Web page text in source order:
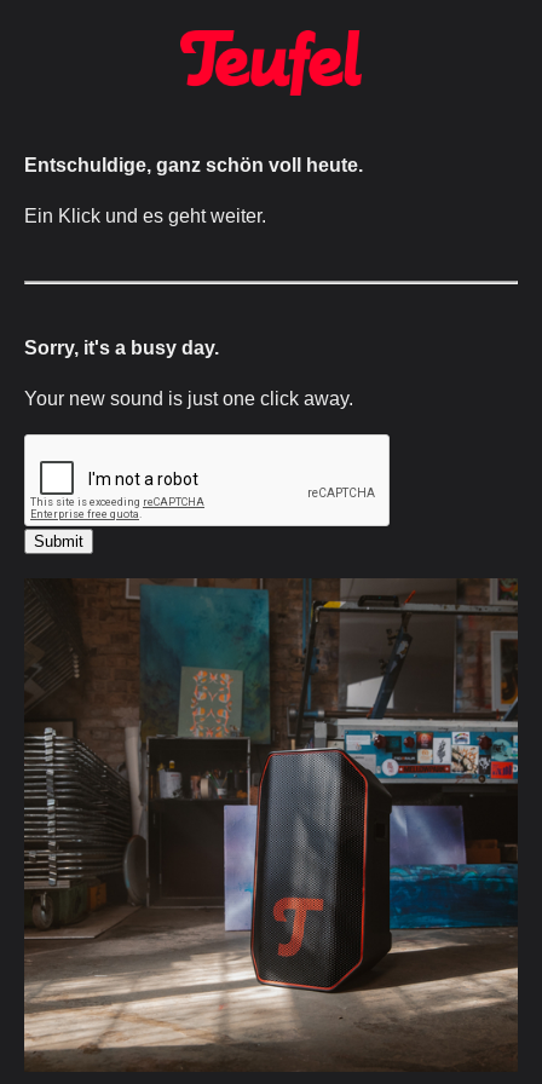
Entschuldige, ganz schön voll heute.
Ein Klick und es geht weiter.
Sorry, it's a busy day.
Your new sound is just one click away.